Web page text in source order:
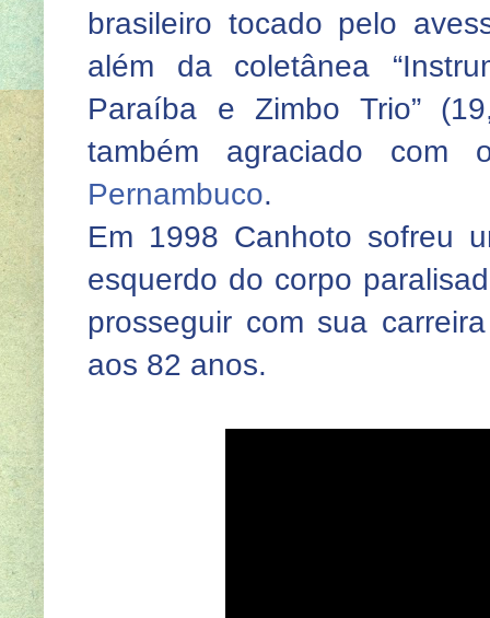
brasileiro tocado pelo
além da coletânea
Paraíba e Zimbo Trio”
também agraciado
Pernambuco.
Em 1998 Canhoto sofreu
esquerdo do corpo
prosseguir com sua
aos 82 anos.